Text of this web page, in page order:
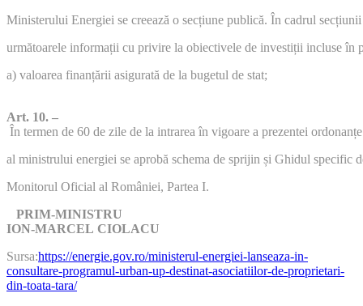
Ministerului Energiei se creează o secțiune publică. În cadrul
următoarele informații cu privire la obiectivele de investiții incluse
a) valoarea finanțării asigurată de la bugetul de stat;
Art. 10. –
În termen de 60 de zile de la intrarea în vigoare a prezentei
al ministrului energiei se aprobă schema de sprijin și Ghidul specific
Monitorul Oficial al României, Partea I.
PRIM-MINISTRU
ION-MARCEL CIOLACU
Sursa:https://energie.gov.ro/ministerul-energiei-lanseaza-in-
consultare-programul-urban-up-destinat-asociatiilor-de-proprietari-
din-toata-tara/